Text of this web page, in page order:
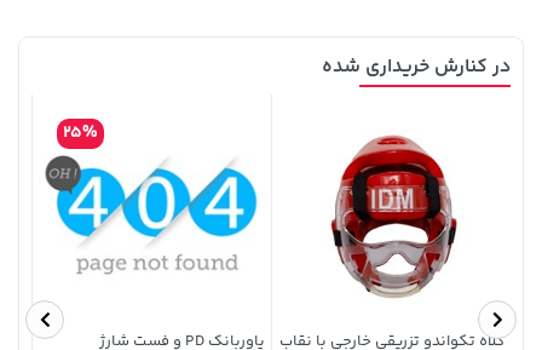
141,000 تومان
در کنارش خریداری شده
کلاه تکواندو تزریقی خارجی با نقاب
پاوربانک PD و فست شارژ
25%